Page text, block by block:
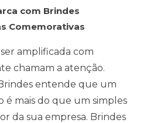
com Brindes
Comemorativas
amplificada com
chamam a atenção.
entende que um
é mais do que um simples
da sua empresa. Brindes